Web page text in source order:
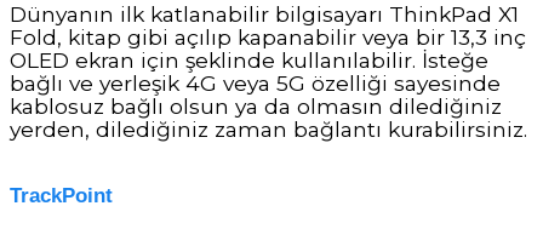
Dünyanın ilk katlanabilir bilgisayarı ThinkPad X1
Fold, kitap gibi açılıp kapanabilir veya bir 13,3 inç
OLED ekran için şeklinde kullanılabilir. İsteğe
bağlı ve yerleşik 4G veya 5G özelliği sayesinde
kablosuz bağlı olsun ya da olmasın dilediğiniz
yerden, dilediğiniz zaman bağlantı kurabilirsiniz.
TrackPoint